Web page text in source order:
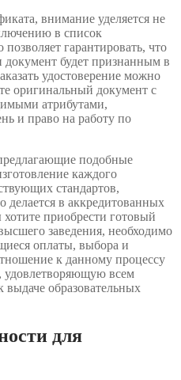
внимание уделяется не
в список
гарантировать, что
документ будет признанным в
удостоверение можно
оригинальный документ с
атрибутами,
и право на работу по
подобные
каждого
стандартов,
делается в аккредитованных
приобрести готовый
заведения, необходимо
оплаты, выбора и
к данному процессу
удовлетворяющую всем
образовательных
для